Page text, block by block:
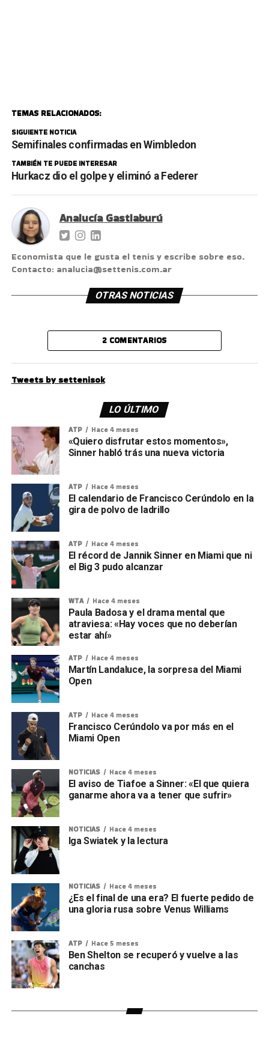
TEMAS RELACIONADOS:
SIGUIENTE NOTICIA
Semifinales confirmadas en Wimbledon
TAMBIÉN TE PUEDE INTERESAR
Hurkacz dio el golpe y eliminó a Federer
Analucía Gastiaburú
Economista que le gusta el tenis y escribe sobre eso.
Contacto: analucia@settenis.com.ar
OTRAS NOTICIAS
2 COMENTARIOS
Tweets by settenisok
LO ÚLTIMO
ATP Hace 4 meses
«Quiero disfrutar estos momentos»,
Sinner habló trás una nueva victoria
ATP Hace 4 meses
El calendario de Francisco Cerúndolo en la
gira de polvo de ladrillo
ATP Hace 4 meses
El récord de Jannik Sinner en Miami que ni
el Big 3 pudo alcanzar
WTA Hace 4 meses
Paula Badosa y el drama mental que
atraviesa: «Hay voces que no deberían
estar ahí»
ATP Hace 4 meses
Martín Landaluce, la sorpresa del Miami
Open
ATP Hace 4 meses
Francisco Cerúndolo va por más en el
Miami Open
NOTICIAS Hace 4 meses
El aviso de Tiafoe a Sinner: «El que quiera
ganarme ahora va a tener que sufrir»
NOTICIAS Hace 4 meses
Iga Swiatek y la lectura
NOTICIAS Hace 4 meses
¿Es el final de una era? El fuerte pedido de
una gloria rusa sobre Venus Williams
ATP Hace 5 meses
Ben Shelton se recuperó y vuelve a las
canchas